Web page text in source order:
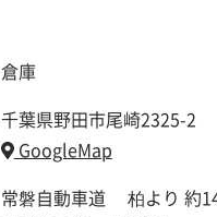
倉庫
千葉県野田市尾崎2325-2
GoogleMap
常磐自動車道 柏より 約